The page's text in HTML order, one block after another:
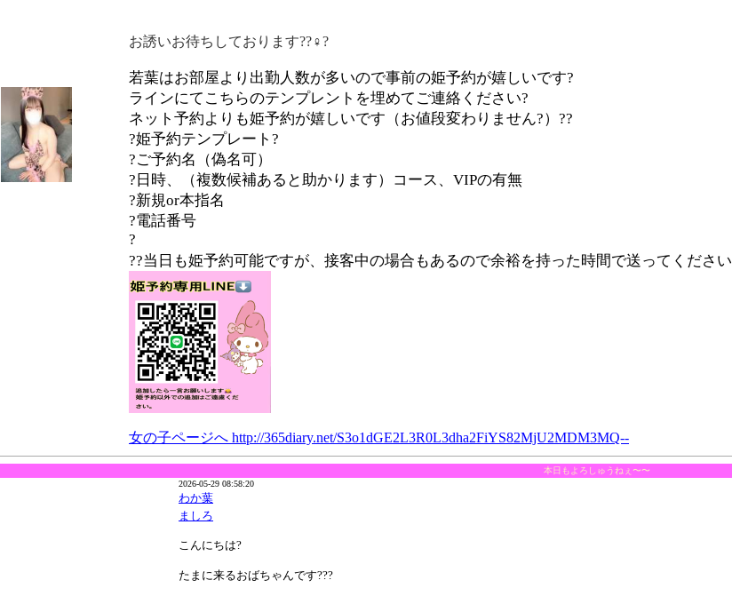
お誘いお待ちしております??♀?
若葉はお部屋より出勤人数が多いので事前の姫予約が嬉しいです?
ラインにてこちらのテンプレントを埋めてご連絡ください?
ネット予約よりも姫予約が嬉しいです（お値段変わりません?）??
?姫予約テンプレート?
?ご予約名（偽名可）
?日時、（複数候補あると助かります）コース、VIPの有無
?新規or本指名
?電話番号
?
??当日も姫予約可能ですが、接客中の場合もあるので余裕を持った時間で送ってください
女の子ページへ http://365diary.net/S3o1dGE2L3R0L3dha2FiYS82MjU2MDM3MQ--
本日もよろしゅうねぇ〜〜
2026-05-29 08:58:20
わか葉
ましろ
こんにちは?
たまに来るおばちゃんです???